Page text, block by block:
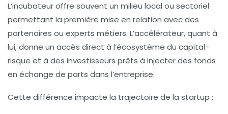
L’incubateur offre souvent un milieu local ou sectoriel
permettant la première mise en relation avec des
partenaires ou experts métiers. L’accélérateur, quant à
lui, donne un accès direct à l’écosystème du capital-
risque et à des investisseurs prêts à injecter des fonds
en échange de parts dans l’entreprise.
Cette différence impacte la trajectoire de la startup :